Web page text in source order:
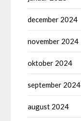
december 2024
november 2024
oktober 2024
september 2024
august 2024